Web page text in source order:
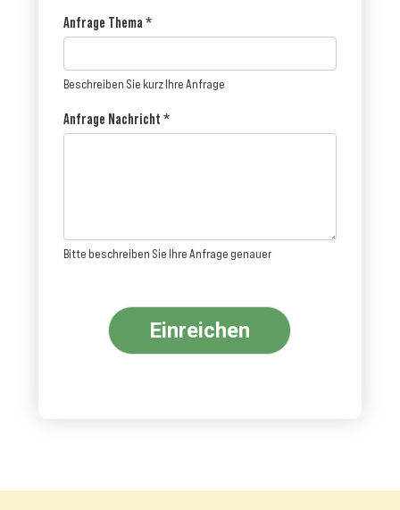
Anfrage Thema*
Beschreiben Sie kurz Ihre Anfrage
Anfrage Nachricht *
Bitte beschreiben Sie Ihre Anfrage genauer
Einreichen